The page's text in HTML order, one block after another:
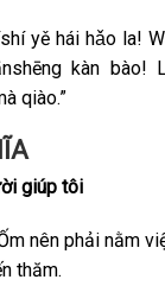
yě hái hǎo la!
kàn bào!
qiào.”
giúp tôi
nên phải nằm
thăm.